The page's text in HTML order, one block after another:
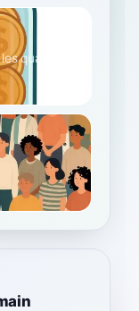
quantités